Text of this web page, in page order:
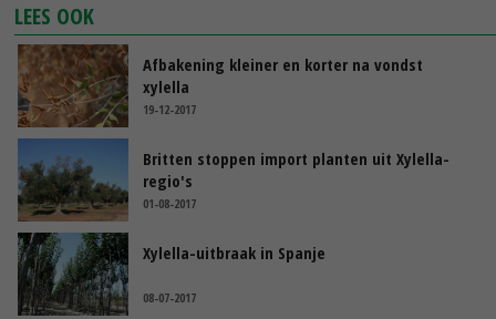
LEES OOK
Afbakening kleiner en korter na vondst
xylella
19-12-2017
Britten stoppen import planten uit Xylella-
regio's
01-08-2017
Xylella-uitbraak in Spanje
08-07-2017